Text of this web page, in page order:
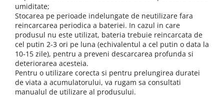
umiditate;
Stocarea pe perioade indelungate de neutilizare fara
reincarcarea periodica a bateriei. In cazul in care
produsul nu este utilizat, bateria trebuie reincarcata de
cel putin 2-3 ori pe luna (echivalentul a cel putin o data la
10-15 zile), pentru a preveni descarcarea profunda si
deteriorarea acesteia.
Pentru o utilizare corecta si pentru prelungirea duratei
de viata a acumulatorului, va rugam sa consultati
manualul de utilizare al produsului.